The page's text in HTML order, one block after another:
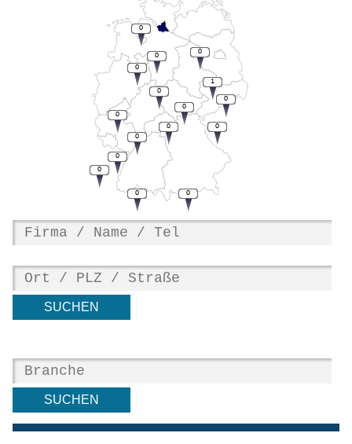
0
0
0
1
0
0
0
0
0
0
0
0
0
0
0
0